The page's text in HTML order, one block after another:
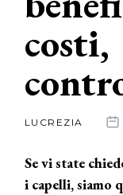
News
aziende
costi,
LUCREZIA
Se vi state
i capelli, siamo